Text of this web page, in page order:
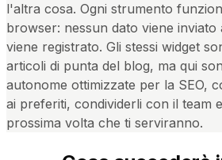
l'altra cosa. Ogni strumento
browser: nessun dato viene
viene registrato. Gli stessi widget
articoli di punta del blog, ma qui
autonome ottimizzate per la SEO,
ai preferiti, condividerli con il team
prossima volta che ti serviranno.